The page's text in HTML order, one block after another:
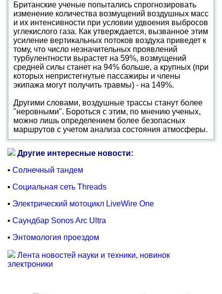
Британские ученые попытались спрогнозировать
изменение количества возмущений воздушных масс
и их интенсивности при условии удвоения выбросов
углекислого газа. Как утверждается, вызванное этим
усиление вертикальных потоков воздуха приведет к
тому, что число незначительных проявлений
турбулентности вырастет на 59%, возмущений
средней силы станет на 94% больше, а крупных (при
которых непристегнутые пассажиры и члены
экипажа могут получить травмы) - на 149%.
Другими словами, воздушные трассы станут более
"неровными". Бороться с этим, по мнению ученых,
можно лишь определением более безопасных
маршрутов с учетом анализа состояния атмосферы.
Другие интересные новости:
▪ Солнечный тандем
▪ Социальная сеть Threads
▪ Электрический мотоцикл LiveWire One
▪ Саундбар Sonos Arc Ultra
▪ Энтомология проездом
Лента новостей науки и техники, новинок
электроники